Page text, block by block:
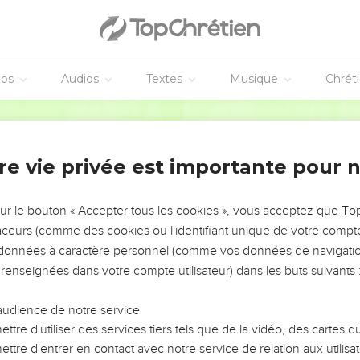
Audios Textes Musique
un bel élan poétique, le psalmiste personnifie ses instruments
à sa joie. Avec eux, il veutréveiller l'aurore, la prévenir,
où, délivré de ses ennemis, il pourra faire parvenir la
cieux
. Elle est infinie, sans limites ; par conséquent
à toutes les nations (verset 10). Ces pensées
humaine à la promesse divine faite à Abraham (
Genèse 22.18
tout le développement précédent et clôt en même
vie privée est importante pour
le bouton « Accepter tous les cookies », vous acceptez que
(comme des cookies ou l'identifiant unique de votre
à caractère personnel (comme vos données de
dans votre compte utilisateur) dans les buts suivants :
de notre service
d'utiliser des services tiers tels que de la vidéo, des cartes
d'entrer en contact avec notre service de relation aux